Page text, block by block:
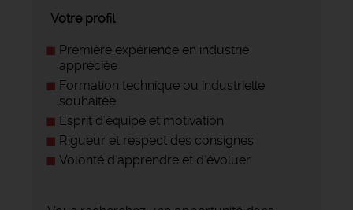
Votre profil
Première expérience en industrie
appréciée
Formation technique ou industrielle
souhaitée
Esprit d'équipe et motivation
Rigueur et respect des consignes
Volonté d'apprendre et d'évoluer